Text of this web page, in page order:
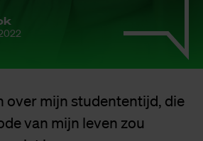
over mijn studententijd, die
van mijn leven zou